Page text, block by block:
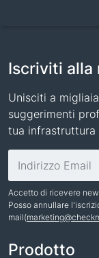
Iscriviti
Unisciti a
suggerimenti
tua infrastruttura
Accetto di ricevere
Posso annullare
mail(
Prodotto